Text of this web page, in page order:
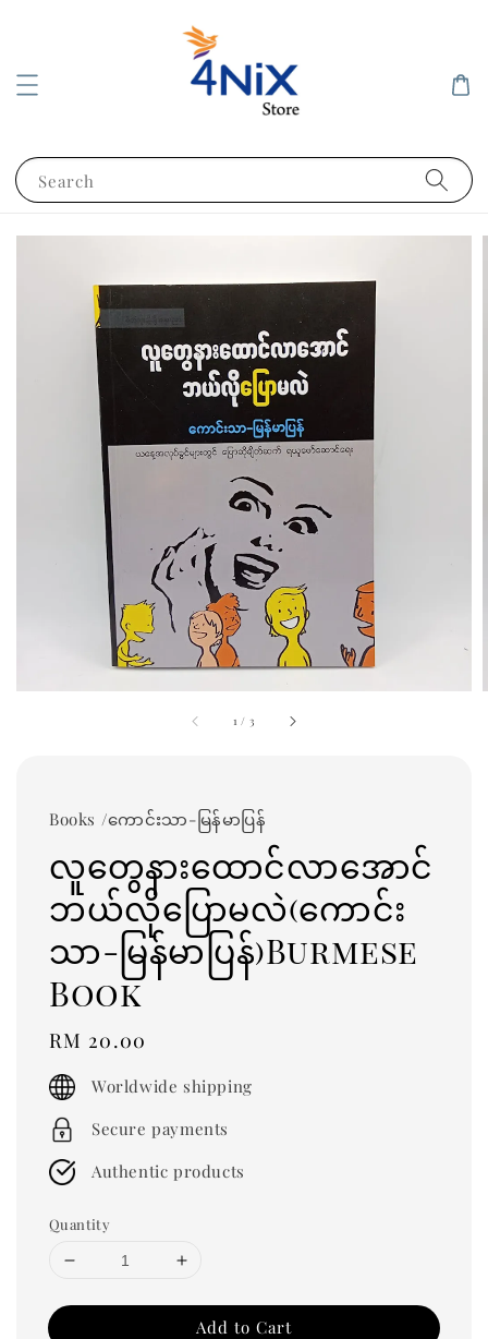
Search
1 / 3
Books /ကောင်းသာ-မြန်မာပြန်
လူတွေနားထောင်လာအောင်
ဘယ်လိုပြောမလဲ(ကောင်း
သာ-မြန်မာပြန်)Burmese
Book
Regular
price
RM 20.00
Worldwide shipping
Secure payments
Authentic products
Quantity
Add to Cart